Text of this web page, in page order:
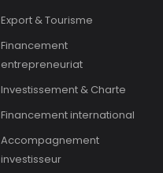
Export & Tourisme
Financement
entrepreneuriat
Investissement & Charte
Financement international
Accompagnement
investisseur